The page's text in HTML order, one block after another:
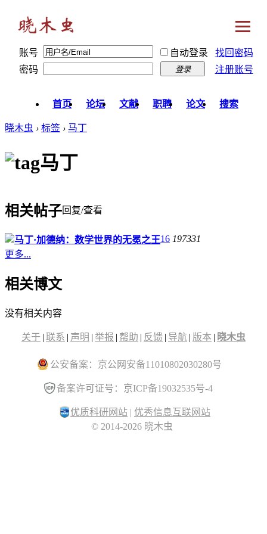
账号 自动登录
找回密码
密码
登录 注册账号
首页 论坛 文献 职聘 论文 搜索
晓木虫 › 标签 › 马丁
马丁
相关帖子回复/查看
马丁·加德纳：数学世界的无冕之王16 197331
更多...
相关博文
没有相关内容
关于 | 联系 | 声明 | 举报 | 帮助 | 反馈 | 导航 | 版本 | 晓木虫
公安备案：京公网安备11010802030280号
备案许可证号：京ICP备19032535号-4
优质科研网站 | 优秀信息互联网站
© 2014-2026 晓木虫